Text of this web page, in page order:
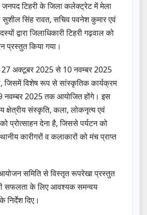
टिहरी के जिला कलेक्ट्रेट में मेला
सुशील सिंह रावत, सचिव पवनेश कुमार एवं
द्वारा जिलाधिकारी टिहरी गढ़वाल को
प्रस्तुत किया गया।
अक्टूबर 2025 से 10 नवम्बर 2025
जिसमें विशेष रूप से सांस्कृतिक कार्यक्रम
नवम्बर 2025 तक आयोजित होंगे। इस
क्षेत्रीय संस्कृति, कला, लोकनृत्य एवं
प्रोत्साहन देना है, जिससे पर्यटन को
कारीगरों व कलाकारों को मंच प्राप्त
समिति से विस्तृत रूपरेखा प्रस्तुत
सफलता के लिए आवश्यक समन्वय
दिए।